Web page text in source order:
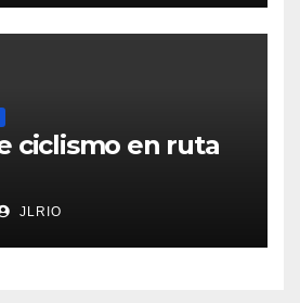
ciclismo en ruta
JLRIO